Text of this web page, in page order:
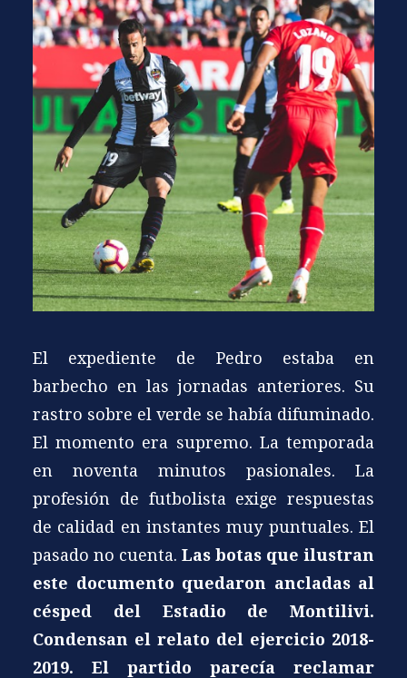
El expediente de Pedro estaba en
barbecho en las jornadas anteriores. Su
rastro sobre el verde se había difuminado.
El momento era supremo. La temporada
en noventa minutos pasionales. La
profesión de futbolista exige respuestas
de calidad en instantes muy puntuales. El
pasado no cuenta. Las botas que ilustran
este documento quedaron ancladas al
césped del Estadio de Montilivi.
Condensan el relato del ejercicio 2018-
2019. El partido parecía reclamar